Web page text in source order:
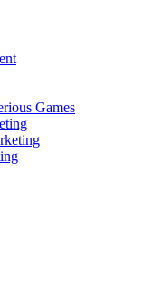
Games